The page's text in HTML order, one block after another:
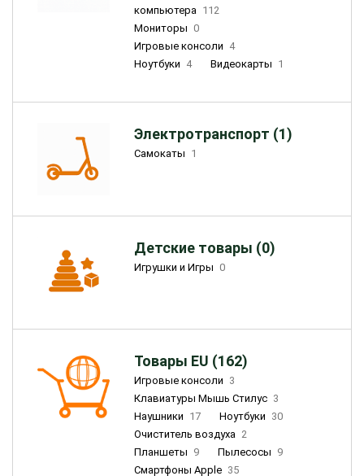
компьютера 112
Мониторы 0
Игровые консоли 4
Ноутбуки 4 Видеокарты 1
Электротранспорт (1)
Самокаты 1
Детские товары (0)
Игрушки и Игры 0
Товары EU (162)
Игровые консоли 3
Клавиатуры Мышь Стилус 3
Наушники 17 Ноутбуки 30
Очиститель воздуха 2
Планшеты 9 Пылесосы 9
Смартфоны Apple 35